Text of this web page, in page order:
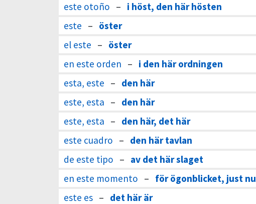
este otoño – i höst, den här hösten
este – öster
el este – öster
en este orden – i den här ordningen
esta, este – den här
este, esta – den här
este, esta – den här, det här
este cuadro – den här tavlan
de este tipo – av det här slaget
en este momento – för ögonblicket, just nu
este es – det här är